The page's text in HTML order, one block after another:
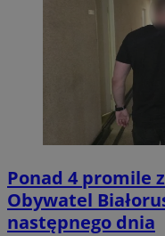
Ponad 4 promile
Obywatel
następnego dnia